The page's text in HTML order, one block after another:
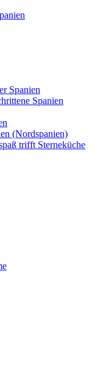
Spanien
Spanien
(Nordspanien)
trifft Sterneküche